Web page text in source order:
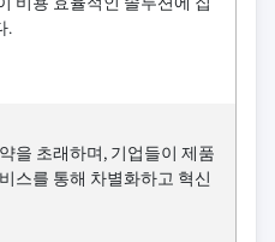
.
을 초래하며, 기업들이 제품
스를 통해 차별화하고 혁신